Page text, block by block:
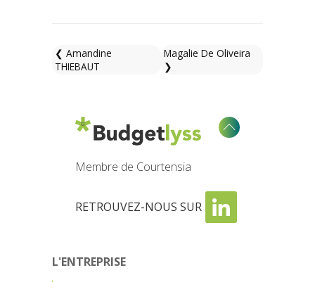
❮ Amandine
THIEBAUT
Magalie De Oliveira
❯
Membre de Courtensia
RETROUVEZ-NOUS SUR
L'ENTREPRISE